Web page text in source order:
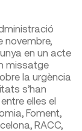
novembre,
en un acte
missatge
la urgència
s’han
elles el
Foment,
RACC,